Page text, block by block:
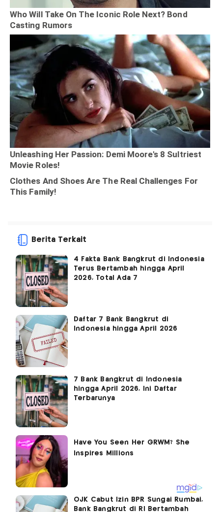
Berita Terkait
4 Fakta Bank Bangkrut di Indonesia
Terus Bertambah hingga April
2026, Total Ada 7
Daftar 7 Bank Bangkrut di
Indonesia hingga April 2026
7 Bank Bangkrut di Indonesia
hingga April 2026, Ini Daftar
Terbarunya
OJK Cabut Izin BPR Sungai Rumbai,
Bank Bangkrut di RI Bertambah